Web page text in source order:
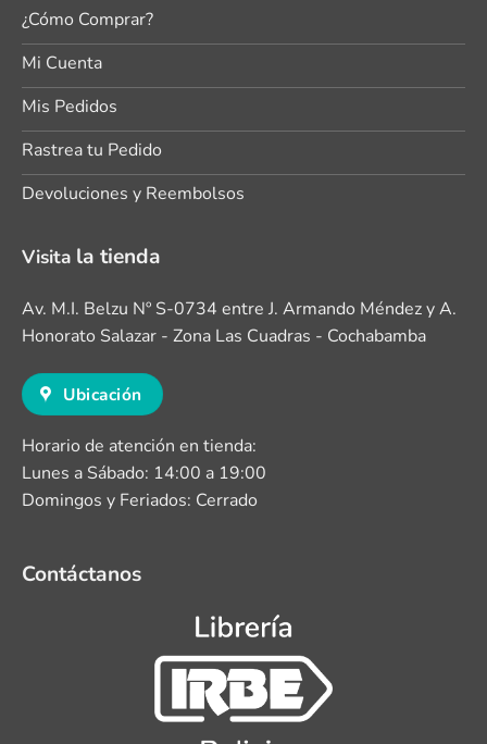
¿Cómo Comprar?
Mi Cuenta
Mis Pedidos
Rastrea tu Pedido
Devoluciones y Reembolsos
Visita la tienda
Av. M.I. Belzu Nº S-0734 entre J. Armando Méndez y A.
Honorato Salazar - Zona Las Cuadras - Cochabamba
Ubicación
Horario de atención en tienda:
Lunes a Sábado: 14:00 a 19:00
Domingos y Feriados: Cerrado
Contáctanos